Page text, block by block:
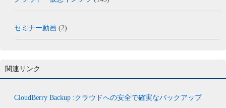
セミナー動画 (2)
関連リンク
CloudBerry Backup :クラウドへの安全で確実なバックアップ